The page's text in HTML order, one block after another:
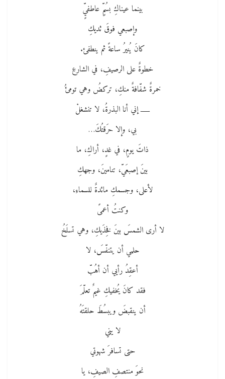
بينما عيناكِ بسُمٍّ عاطفيٍّ
وإصبعي فوقَ ثديكِ
كانَ يُنيرُ ساعةً ثم ينطفئ.
خطوةٌ على الرصيفِ، في الشارعِ
خمرةٌ شفّافةٌ منكِ، تركضُ وهي تومئُ
ــــــ إني أنا البذرةُ، لا تنشغلْ
بي، وإلا حرَقتُكَ…
ذاتَ يومٍ، في غدٍ، أراكِ، ما
بينَ إصبعَيّ، تنامينَ، وجهكِ
لأعلى، وجسمكِ مائدةٌ للسماءِ،
وكنتُ أعمىً
لا أرى الشمسَ بينَ فخِذَيكِ، وهي تسلَخُ
حلمي أن يتنفّسَ، لا
أعقِدُ رأيي أن أهُبّ
فقد كانَ يُخفيكِ غيمٌ تعلّمَ
أن ينقبضَ ويبسُطَ حلقتَهُ
لا يني
حتى تسافرَ شهوتي
نحوَ منتصفِ الصيفِ، يا